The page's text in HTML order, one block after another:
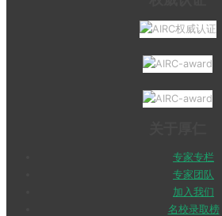
专家专栏
专家团队
加入我们
名校录取榜